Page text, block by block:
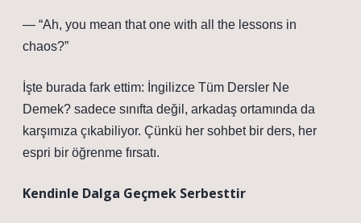
— “Ah, you mean that one with all the lessons in
chaos?”
İşte burada fark ettim: İngilizce Tüm Dersler Ne
Demek? sadece sınıfta değil, arkadaş ortamında da
karşımıza çıkabiliyor. Çünkü her sohbet bir ders, her
espri bir öğrenme fırsatı.
Kendinle Dalga Geçmek Serbesttir